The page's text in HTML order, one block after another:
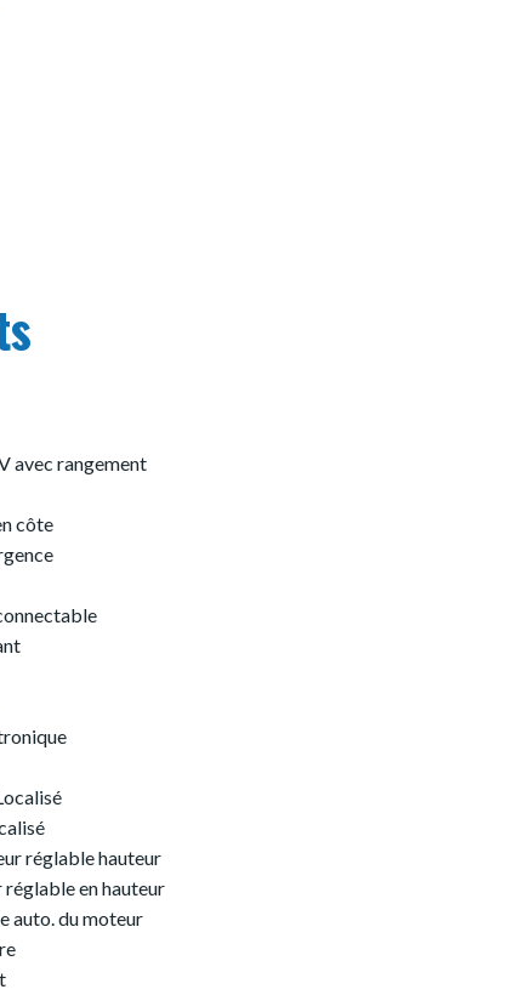
avec rangement
côte
réglable hauteur
en hauteur
auto. du moteur